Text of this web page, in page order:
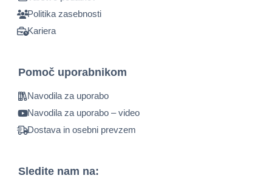
Politika zasebnosti
Kariera
Pomoč uporabnikom
Navodila za uporabo
Navodila za uporabo – video
Dostava in osebni prevzem
Sledite nam na: